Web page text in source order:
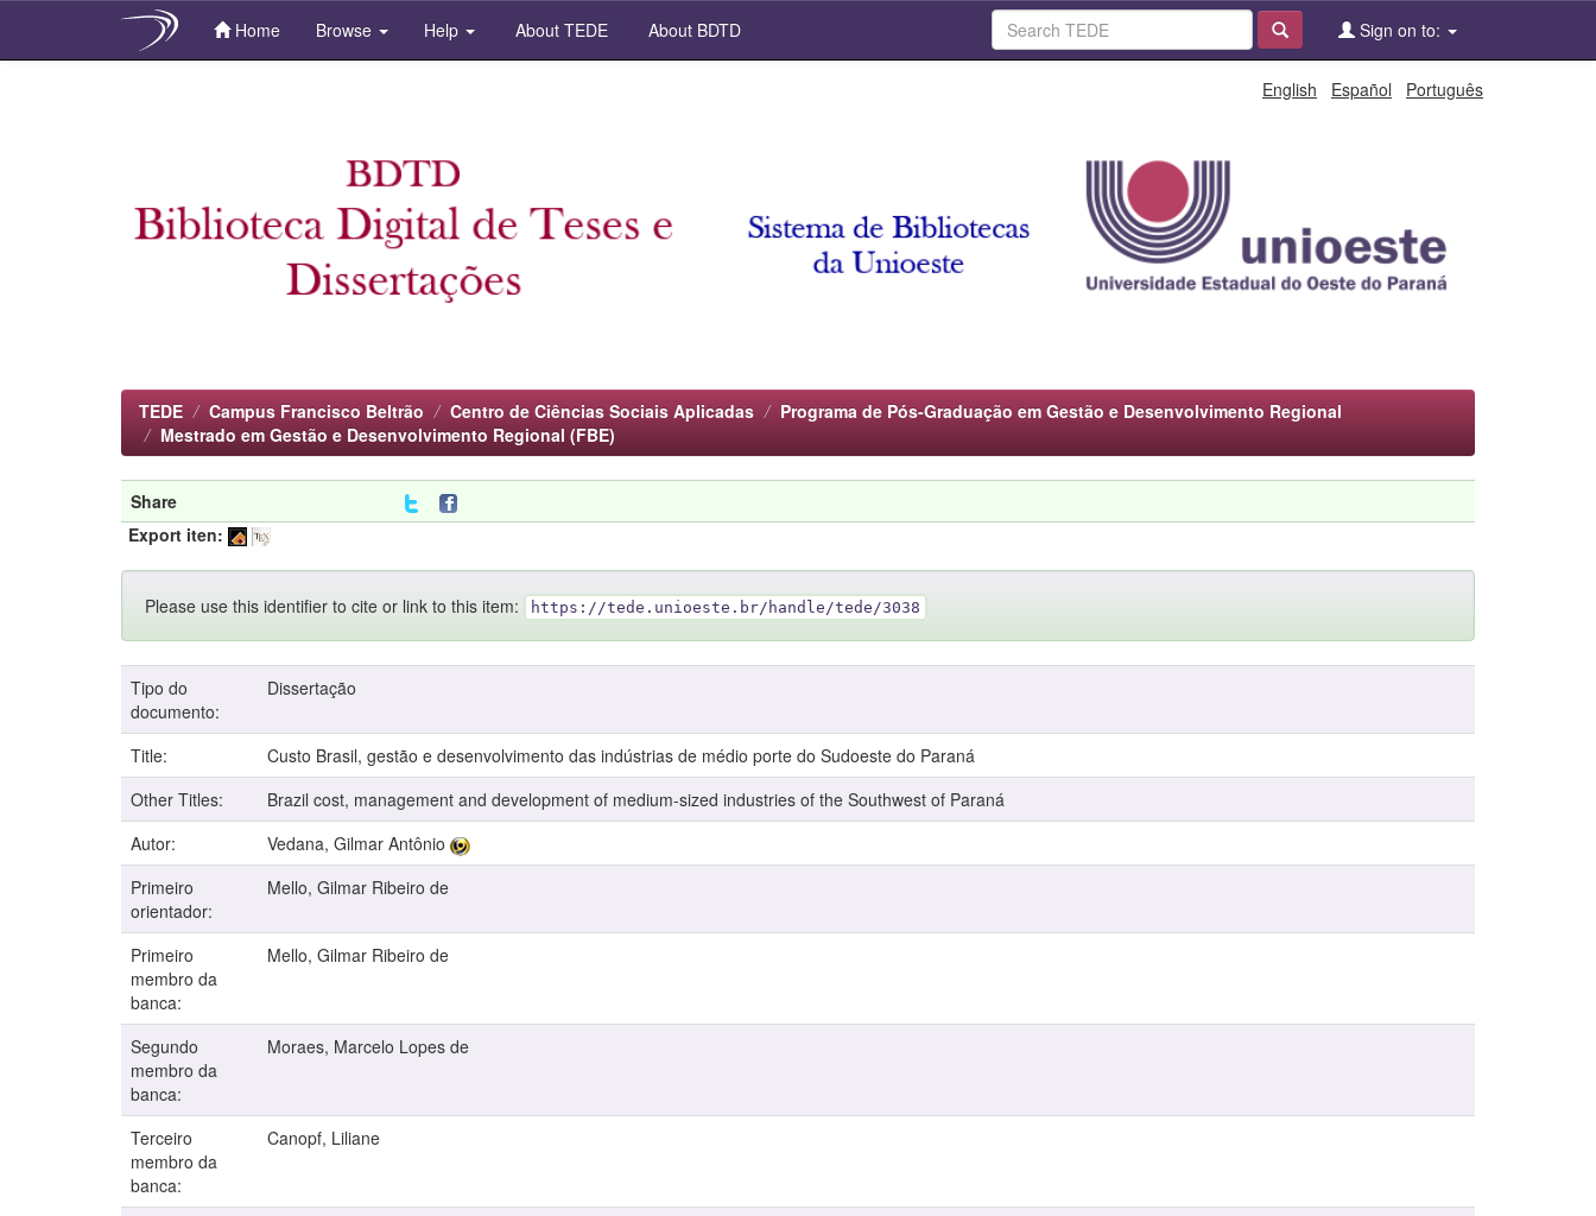
Home Browse Help About TEDE About BDTD Sign on to:
English Español Português
TEDE Campus Francisco Beltrão Centro de Ciências Sociais Aplicadas
Programa de Pós-Graduação em Gestão e Desenvolvimento Regional
Mestrado em Gestão e Desenvolvimento Regional (FBE)
Share
Export iten:
Please use this identifier to cite or link to this item: https://tede.unioeste.br/handle/tede/3038
Tipo do
documento:
Dissertação
Title:
Custo Brasil, gestão e desenvolvimento das indústrias de médio porte do Sudoeste do Paraná
Other Titles:
Brazil cost, management and development of medium-sized industries of the Southwest of Paraná
Autor:
Vedana, Gilmar Antônio
Primeiro
orientador:
Mello, Gilmar Ribeiro de
Primeiro
membro da
banca:
Mello, Gilmar Ribeiro de
Segundo
membro da
banca:
Moraes, Marcelo Lopes de
Terceiro
membro da
banca:
Canopf, Liliane